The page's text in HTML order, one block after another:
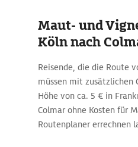
Maut- und
Köln nach
Reisende, die die Route
müssen mit zusätzlichen
Höhe von ca. 5 € in
Colmar ohne Kosten für
Routenplaner errechnen